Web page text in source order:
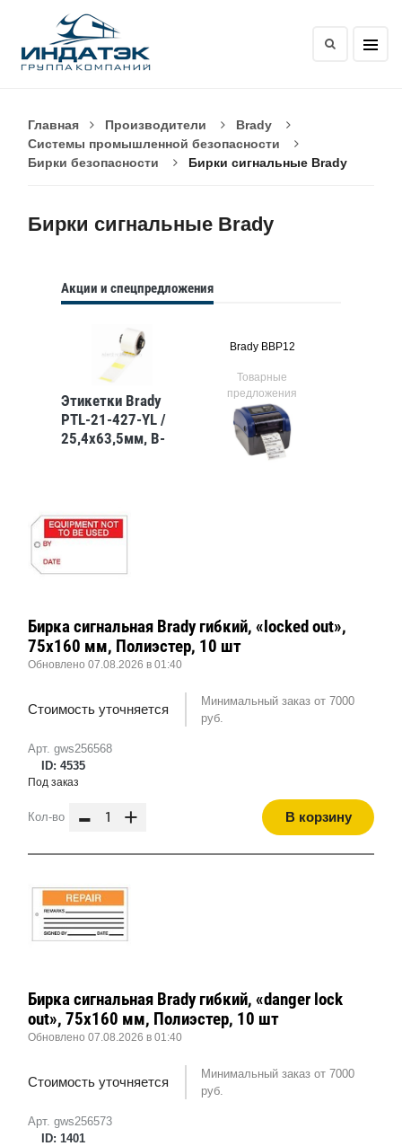
Главная Производители
Brady
Системы промышленной безопасности
Бирки безопасности
Бирки сигнальные Brady
Бирки сигнальные Brady
Акции и спецпредложения
Этикетки Brady
PTL-21-427-YL /
25,4x63,5мм, B-
Brady BBP12
Товарные
предложения
Арт. gws256568
ID: 4535
Бирка сигнальная Brady гибкий, «locked out»,
75x160 мм, Полиэстер, 10 шт
Обновлено 07.08.2026 в 01:40
Стоимость уточняется
Минимальный заказ от 7000
руб.
Под заказ
Кол-во - + В корзину
Арт. gws256573
ID: 1401
Бирка сигнальная Brady гибкий, «danger lock
out», 75x160 мм, Полиэстер, 10 шт
Обновлено 07.08.2026 в 01:40
Стоимость уточняется
Минимальный заказ от 7000
руб.